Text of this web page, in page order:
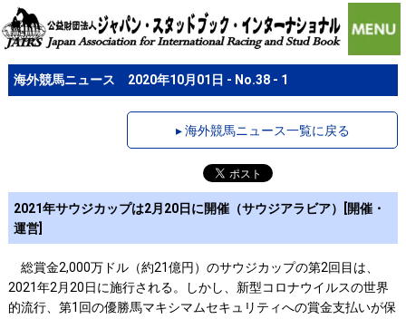
海外競馬ニュース 2020年10月01日 - No.38 - 1
▸ 海外競馬ニュース一覧に戻る
2021年サウジカップは2月20日に開催（サウジアラビア）[開催・
運営]
総賞金2,000万ドル（約21億円）のサウジカップの第2回目は、
2021年2月20日に施行される。しかし、新型コロナウイルスの世界
的流行、第1回の優勝馬マキシマムセキュリティへの賞金支払いが保